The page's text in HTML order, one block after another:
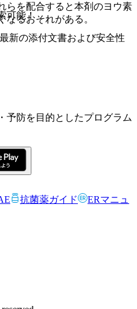
らを配合すると本剤のヨウ素
るおそれがある。
可能！
新の添付文書および安全性
防を目的としたプログラム
抗菌薬ガイド
ERマニュ